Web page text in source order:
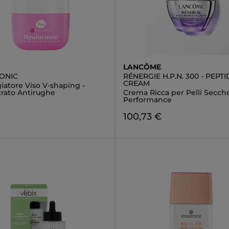
Viso V-shaping -
Antirughe
LANCÔME
RÉNERGIE H.P.N. 300 -
CREAM
Crema Ricca per Pelli
Performance
100,73 €